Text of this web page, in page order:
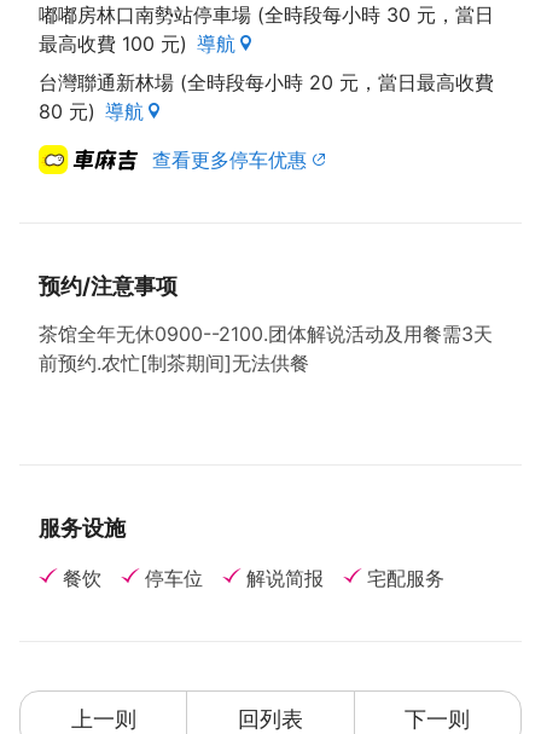
嘟嘟房林口南勢站停車場 (全時段每小時 30 元，當日
最高收費 100 元) 導航
台灣聯通新林場 (全時段每小時 20 元，當日最高收費
80 元) 導航
查看更多停车优惠
预约/注意事项
茶馆全年无休0900--2100.团体解说活动及用餐需3天
前预约.农忙[制茶期间]无法供餐
服务设施
餐饮 停车位 解说简报 宅配服务
上一则 回列表 下一则